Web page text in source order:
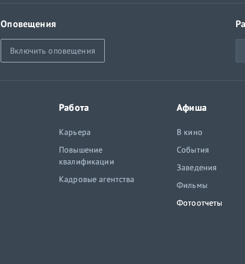
Оповещения
Включить оповещения
Работа
Карьера
Повышение
квалификации
Кадровые агентства
Афиша
В кино
События
Заведения
Фильмы
Фотоотчеты